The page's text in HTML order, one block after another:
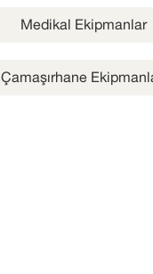
Medikal Ekipmanlar
Çamaşırhane